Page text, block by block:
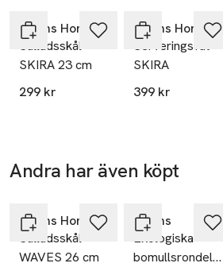
E-post
info.hk@ahlens.se
Mobilnummer
SKU: 61041346
Åhléns Home
Salladsskål
SKIRA 23 cm
299 kr
Åhléns Home
Serveringsfat
SKIRA
399 kr
Andra har även köpt
Åhléns Home
Salladsskål
WAVES 26 cm
Ta 2 betala
Åhléns
Ekologiska
bomullsrondeller,